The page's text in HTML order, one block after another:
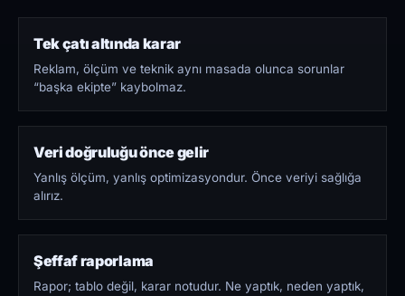
Tek çatı altında karar
Reklam, ölçüm ve teknik aynı masada olunca sorunlar
“başka ekipte” kaybolmaz.
Veri doğruluğu önce gelir
Yanlış ölçüm, yanlış optimizasyondur. Önce veriyi sağlığa
alırız.
Şeffaf raporlama
Rapor; tablo değil, karar notudur. Ne yaptık, neden yaptık,